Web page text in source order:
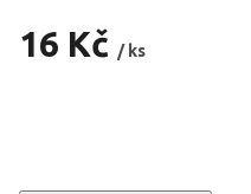
16 Kč / ks